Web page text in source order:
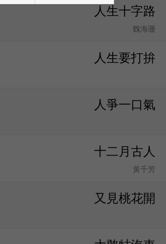
人生十字路
魏海珊
人生要打拚
人爭一口氣
十二月古人
黃千芳
又見桃花開